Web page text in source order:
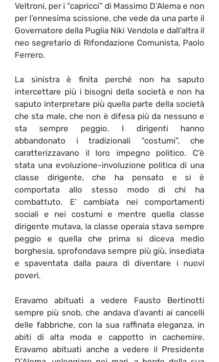
Veltroni, per i “capricci” di Massimo D’Alema e non
per l’ennesima scissione, che vede da una parte il
Governatore della Puglia Niki Vendola e dall’altra il
neo segretario di Rifondazione Comunista, Paolo
Ferrero.
La sinistra è finita perché non ha saputo
intercettare più i bisogni della società e non ha
saputo interpretare più quella parte della società
che sta male, che non è difesa più da nessuno e
sta sempre peggio. I dirigenti hanno
abbandonato i tradizionali “costumi”, che
caratterizzavano il loro impegno politico. C’è
stata una evoluzione-involuzione politica di una
classe dirigente, che ha pensato e si è
comportata allo stesso modo di chi ha
combattuto. E’ cambiata nei comportamenti
sociali e nei costumi e mentre quella classe
dirigente mutava, la classe operaia stava sempre
peggio e quella che prima si diceva medio
borghesia, sprofondava sempre più giù, insediata
e spaventata dalla paura di diventare i nuovi
poveri.
Eravamo abituati a vedere Fausto Bertinotti
sempre più snob, che andava d’avanti ai cancelli
delle fabbriche, con la sua raffinata eleganza, in
abiti di alta moda e cappotto in cachemire.
Eravamo abituati anche a vedere il Presidente